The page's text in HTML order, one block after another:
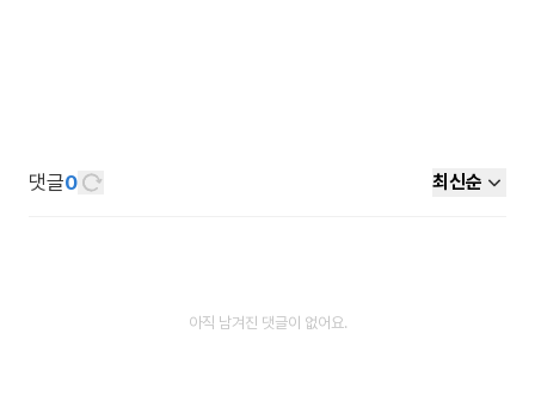
댓글0 최신순
아직 남겨진 댓글이 없어요.